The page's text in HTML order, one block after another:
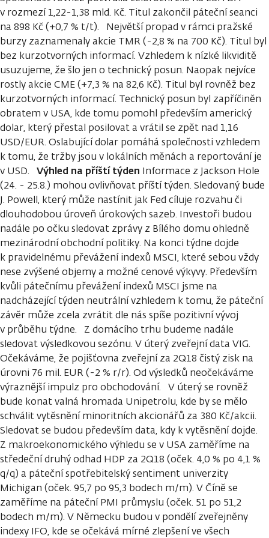
v rozmezí 1,22-1,38 mld. Kč. Titul zakončil páteční seanci
na 898 Kč (+0,7 % t/t). Největší propad v rámci pražské
burzy zaznamenaly akcie TMR (-2,8 % na 700 Kč). Titul byl
bez kurzotvorných informací. Vzhledem k nízké likviditě
usuzujeme, že šlo jen o technický posun. Naopak nejvíce
rostly akcie CME (+7,3 % na 82,6 Kč). Titul byl rovněž bez
kurzotvorných informací. Technický posun byl zapříčiněn
obratem v USA, kde tomu pomohl především americký
dolar, který přestal posilovat a vrátil se zpět nad 1,16
USD/EUR. Oslabující dolar pomáhá společnosti vzhledem
k tomu, že tržby jsou v lokálních měnách a reportování je
v USD. Výhled na příští týden Informace z Jackson Hole
(24. - 25.8.) mohou ovlivňovat příští týden. Sledovaný bude
J. Powell, který může nastínit jak Fed cíluje rozvahu či
dlouhodobou úroveň úrokových sazeb. Investoři budou
nadále po očku sledovat zprávy z Bílého domu ohledně
mezinárodní obchodní politiky. Na konci týdne dojde
k pravidelnému převážení indexů MSCI, které sebou vždy
nese zvýšené objemy a možné cenové výkyvy. Především
kvůli pátečnímu převážení indexů MSCI jsme na
nadcházející týden neutrální vzhledem k tomu, že páteční
závěr může zcela zvrátit dle nás spíše pozitivní vývoj
v průběhu týdne. Z domácího trhu budeme nadále
sledovat výsledkovou sezónu. V úterý zveřejní data VIG.
Očekáváme, že pojišťovna zveřejní za 2Q18 čistý zisk na
úrovni 76 mil. EUR (-2 % r/r). Od výsledků neočekáváme
výraznější impulz pro obchodování. V úterý se rovněž
bude konat valná hromada Unipetrolu, kde by se mělo
schválit vytěsnění minoritních akcionářů za 380 Kč/akcii.
Sledovat se budou především data, kdy k vytěsnění dojde.
Z makroekonomického výhledu se v USA zaměříme na
středeční druhý odhad HDP za 2Q18 (oček. 4,0 % po 4,1 %
q/q) a páteční spotřebitelský sentiment univerzity
Michigan (oček. 95,7 po 95,3 bodech m/m). V Číně se
zaměříme na páteční PMI průmyslu (oček. 51 po 51,2
bodech m/m). V Německu budou v pondělí zveřejněny
indexy IFO, kde se očekává mírné zlepšení ve všech